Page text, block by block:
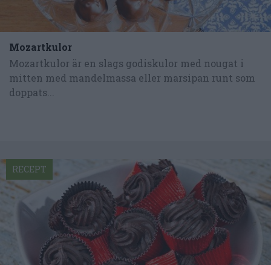
Mozartkulor
Mozartkulor är en slags godiskulor med nougat i
mitten med mandelmassa eller marsipan runt som
doppats...
RECEPT